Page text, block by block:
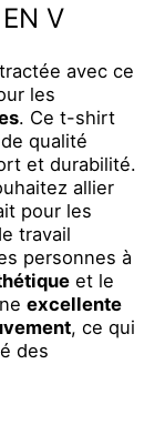
V
avec ce
les
. Ce t-shirt
qualité
et durabilité.
allier
pour les
travail
personnes à
et le
excellente
, ce qui
des